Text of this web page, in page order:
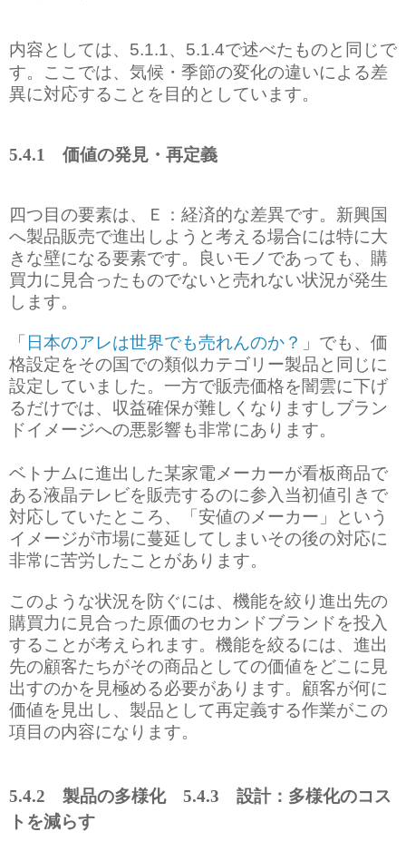
内容としては、 5.1.1、 5.1.4で述べたものと同じで
す。ここでは、気候・季節の変化の違いによる差
異に対応することを目的としています。
5.4.1 価値の発見・再定義
四つ目の要素は、Ｅ：経済的な差異です。新興国
へ製品販売で進出しようと考える場合には特に大
きな壁になる要素です。良いモノであっても、購
買力に見合ったものでないと売れない状況が発生
します。
「 日本のアレは世界でも売れんのか？ 」でも、価
格設定をその国での類似カテゴリー製品と同じに
設定していました。一方で販売価格を闇雲に下げ
るだけでは、収益確保が難しくなりますしブラン
ドイメージへの悪影響も非常にあります。
ベトナムに進出した某家電メーカーが看板商品で
ある液晶テレビを販売するのに参入当初値引きで
対応していたところ、「安値のメーカー」という
イメージが市場に蔓延してしまいその後の対応に
非常に苦労したことがあります。
このような状況を防ぐには、機能を絞り進出先の
購買力に見合った原価のセカンドブランドを投入
することが考えられます。機能を絞るには、進出
先の顧客たちがその商品としての価値をどこに見
出すのかを見極める必要があります。顧客が何に
価値を見出し、製品として再定義する作業がこの
項目の内容になります。
5.4.2 製品の多様化 5.4.3 設計：多様化のコス
トを減らす